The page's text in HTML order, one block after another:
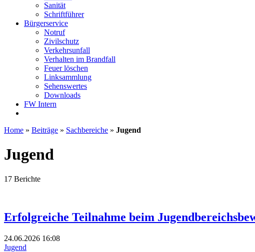
Sanität
Schriftführer
Bürgerservice
Notruf
Zivilschutz
Verkehrsunfall
Verhalten im Brandfall
Feuer löschen
Linksammlung
Sehenswertes
Downloads
FW Intern
Home » Beiträge » Sachbereiche » Jugend
Jugend
17 Berichte
Erfolgreiche Teilnahme beim
24.06.2026 16:08
Jugend